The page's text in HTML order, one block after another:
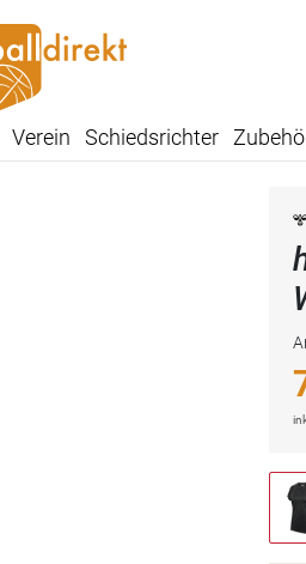
Verein Schiedsrichter